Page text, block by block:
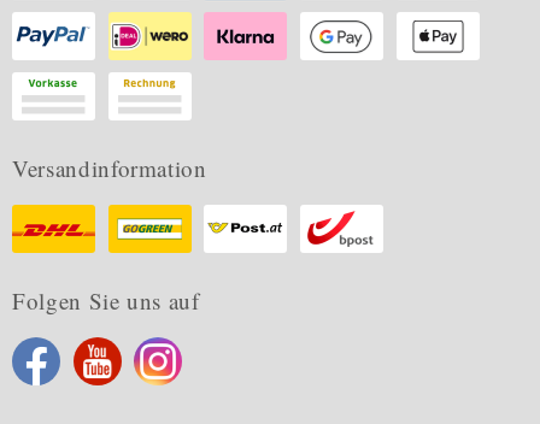
Versandinformation
Folgen Sie uns auf